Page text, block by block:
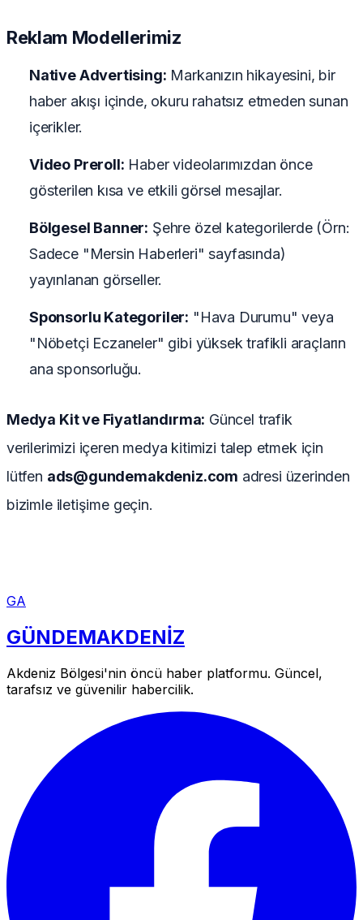
Reklam Modellerimiz
Native Advertising: Markanızın hikayesini, bir
haber akışı içinde, okuru rahatsız etmeden sunan
içerikler.
Video Preroll: Haber videolarımızdan önce
gösterilen kısa ve etkili görsel mesajlar.
Bölgesel Banner: Şehre özel kategorilerde (Örn:
Sadece "Mersin Haberleri" sayfasında)
yayınlanan görseller.
Sponsorlu Kategoriler: "Hava Durumu" veya
"Nöbetçi Eczaneler" gibi yüksek trafikli araçların
ana sponsorluğu.
Medya Kit ve Fiyatlandırma: Güncel trafik
verilerimizi içeren medya kitimizi talep etmek için
lütfen ads@gundemakdeniz.com adresi üzerinden
bizimle iletişime geçin.
GA
GÜNDEMAKDENİZ
Akdeniz Bölgesi'nin öncü haber platformu. Güncel,
tarafsız ve güvenilir habercilik.